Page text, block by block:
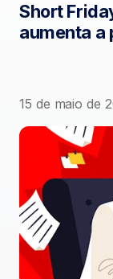
Short
aumenta a
15 de maio de